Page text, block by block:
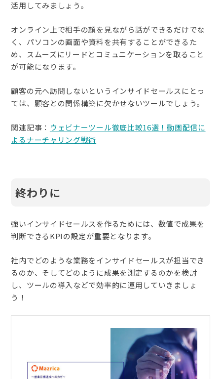
活用してみましょう。
オンライン上で相手の顔を見ながら話ができるだけでな
く、パソコンの画面や資料を共有することができるた
め、スムーズにリードとコミュニケーションを取ること
が可能になります。
顧客の元へ訪問しないというインサイドセールスにとっ
ては、顧客との関係構築に欠かせないツールでしょう。
関連記事： ウェビナーツール徹底比較16選！動画配信に
よるナーチャリング戦術
終わりに
強いインサイドセールスを作るためには、数値で成果を
判断できるKPIの設定が重要となります。
社内でどのような業務をインサイドセールスが担当でき
るのか、そしてどのように成果を測定するのかを検討
し、ツールの導入などで効率的に運用していきましょ
う！